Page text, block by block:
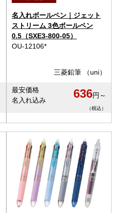
名入れボールペン｜ジェット
ストリーム 3色ボールペン
0.5（SXE3-800-05）
OU-12106*
三菱鉛筆 （uni）
最安価格
名入れ込み
636円～
（税込）